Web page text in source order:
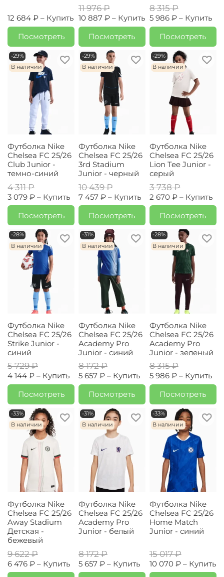
12 684 ₽ – Купить
Посмотреть
11 976 ₽
10 887 ₽ – Купить
Посмотреть
8 315 ₽
5 986 ₽ – Купить
Посмотреть
-29%
В наличии
Футболка Nike
Chelsea FC 25/26
Club Junior -
темно-синий
4 311 ₽
3 079 ₽ – Купить
Посмотреть
-29%
В наличии
Футболка Nike
Chelsea FC 25/26
3rd Stadium
Junior - черный
10 439 ₽
7 457 ₽ – Купить
Посмотреть
-29%
В наличии
Футболка Nike
Chelsea FC 25/26
Lion Tee Junior -
серый
3 738 ₽
2 670 ₽ – Купить
Посмотреть
-28%
В наличии
Футболка Nike
Chelsea FC 25/26
Strike Junior -
синий
5 729 ₽
4 144 ₽ – Купить
Посмотреть
-31%
В наличии
Футболка Nike
Chelsea FC 25/26
Academy Pro
Junior - синий
8 172 ₽
5 657 ₽ – Купить
Посмотреть
-28%
В наличии
Футболка Nike
Chelsea FC 25/26
Academy Pro
Junior - зеленый
8 315 ₽
5 986 ₽ – Купить
Посмотреть
-33%
В наличии
Футболка Nike
Chelsea FC 25/26
Away Stadium
Детская -
бежевый
9 622 ₽
6 476 ₽ – Купить
-31%
В наличии
Футболка Nike
Chelsea FC 25/26
Academy Pro
Junior - белый
8 172 ₽
5 657 ₽ – Купить
-33%
В наличии
Футболка Nike
Chelsea FC 25/26
Home Match
Junior - синий
15 017 ₽
10 070 ₽ – Купить